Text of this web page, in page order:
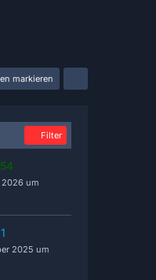
markieren
Filter
2026 um
2025 um